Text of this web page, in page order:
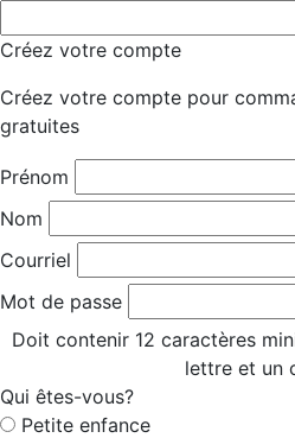
Créez votre compte
Créez votre compte pour
gratuites
Prénom
Nom
Courriel
Mot de passe
Doit contenir 12 caractères
lettre et un
Qui êtes-vous?
Petite enfance